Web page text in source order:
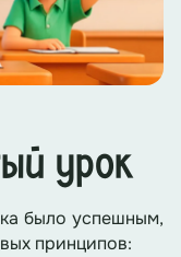
урок
было успешным,
принципов: